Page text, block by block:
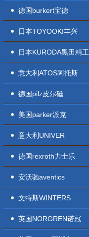
德国burkert宝德
日本TOYOOKI丰兴
日本KURODA黑田精工
意大利ATOS阿托斯
德国pilz皮尔磁
美国parker派克
意大利UNIVER
德国rexroth力士乐
安沃驰aventics
文特斯WINTERS
英国NORGREN诺冠